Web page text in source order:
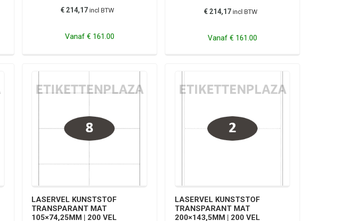
€ 214,17incl BTW
Vanaf € 161.00
€ 214,17 incl BTW
Vanaf € 161.00
LASERVEL KUNSTSTOF
TRANSPARANT MAT
105×74,25MM | 200 VEL
LASERVEL KUNSTSTOF
TRANSPARANT MAT
200×143,5MM | 200 VEL